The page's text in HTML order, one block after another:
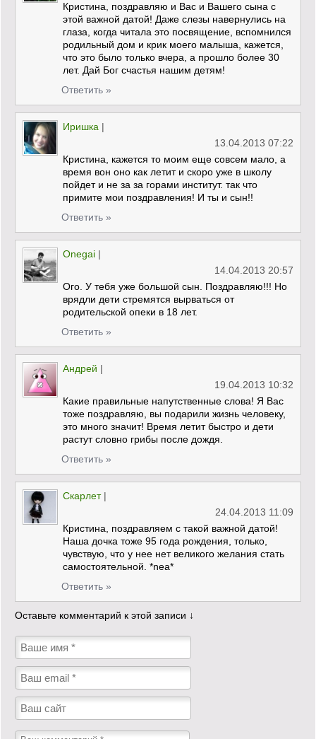
Кристина, поздравляю и Вас и Вашего сына с
этой важной датой! Даже слезы навернулись на
глаза, когда читала это посвящение, вспомнился
родильный дом и крик моего малыша, кажется,
что это было только вчера, а прошло более 30
лет. Дай Бог счастья нашим детям!
Ответить »
Иришка |
13.04.2013 07:22
Кристина, кажется то моим еще совсем мало, а
время вон оно как летит и скоро уже в школу
пойдет и не за за горами институт. так что
примите мои поздравления! И ты и сын!!
Ответить »
Onegai |
14.04.2013 20:57
Ого. У тебя уже большой сын. Поздравляю!!! Но
врядли дети стремятся вырваться от
родительской опеки в 18 лет.
Ответить »
Андрей |
19.04.2013 10:32
Какие правильные напутственные слова! Я Вас
тоже поздравляю, вы подарили жизнь человеку,
это много значит! Время летит быстро и дети
растут словно грибы после дождя.
Ответить »
Скарлет|
24.04.2013 11:09
Кристина, поздравляем с такой важной датой!
Наша дочка тоже 95 года рождения, только,
чувствую, что у нее нет великого желания стать
самостоятельной. *nea*
Ответить »
Оставьте комментарий к этой записи ↓